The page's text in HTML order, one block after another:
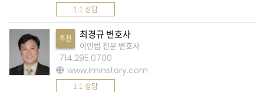
인
바
랍
니
1:1 상담
추천 최경규 변호사
이민법 전문 변호사
714.295.0700
www.iminstory.com
1:1 상담